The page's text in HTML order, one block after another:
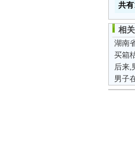
共
相
湖南
买箱
后来,
男子